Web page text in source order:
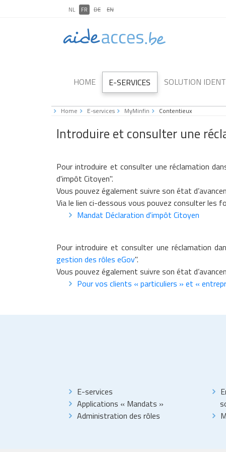
NL FR DE EN
HOME E-SERVICES SOLUTION
Home E-services MyMinfin Contentieux
Introduire et consulter une
Pour introduire et consulter une réclamation
d'impôt Citoyen".
Vous pouvez également suivre son état
Via le lien ci-dessous vous pouvez consulter les
Mandat Déclaration d'impôt Citoyen
Pour introduire et consulter une réclamation
gestion des rôles eGov".
Vous pouvez également suivre son état
Pour vos clients « particuliers » et «
E-services
Applications « Mandats »
Administration des rôles